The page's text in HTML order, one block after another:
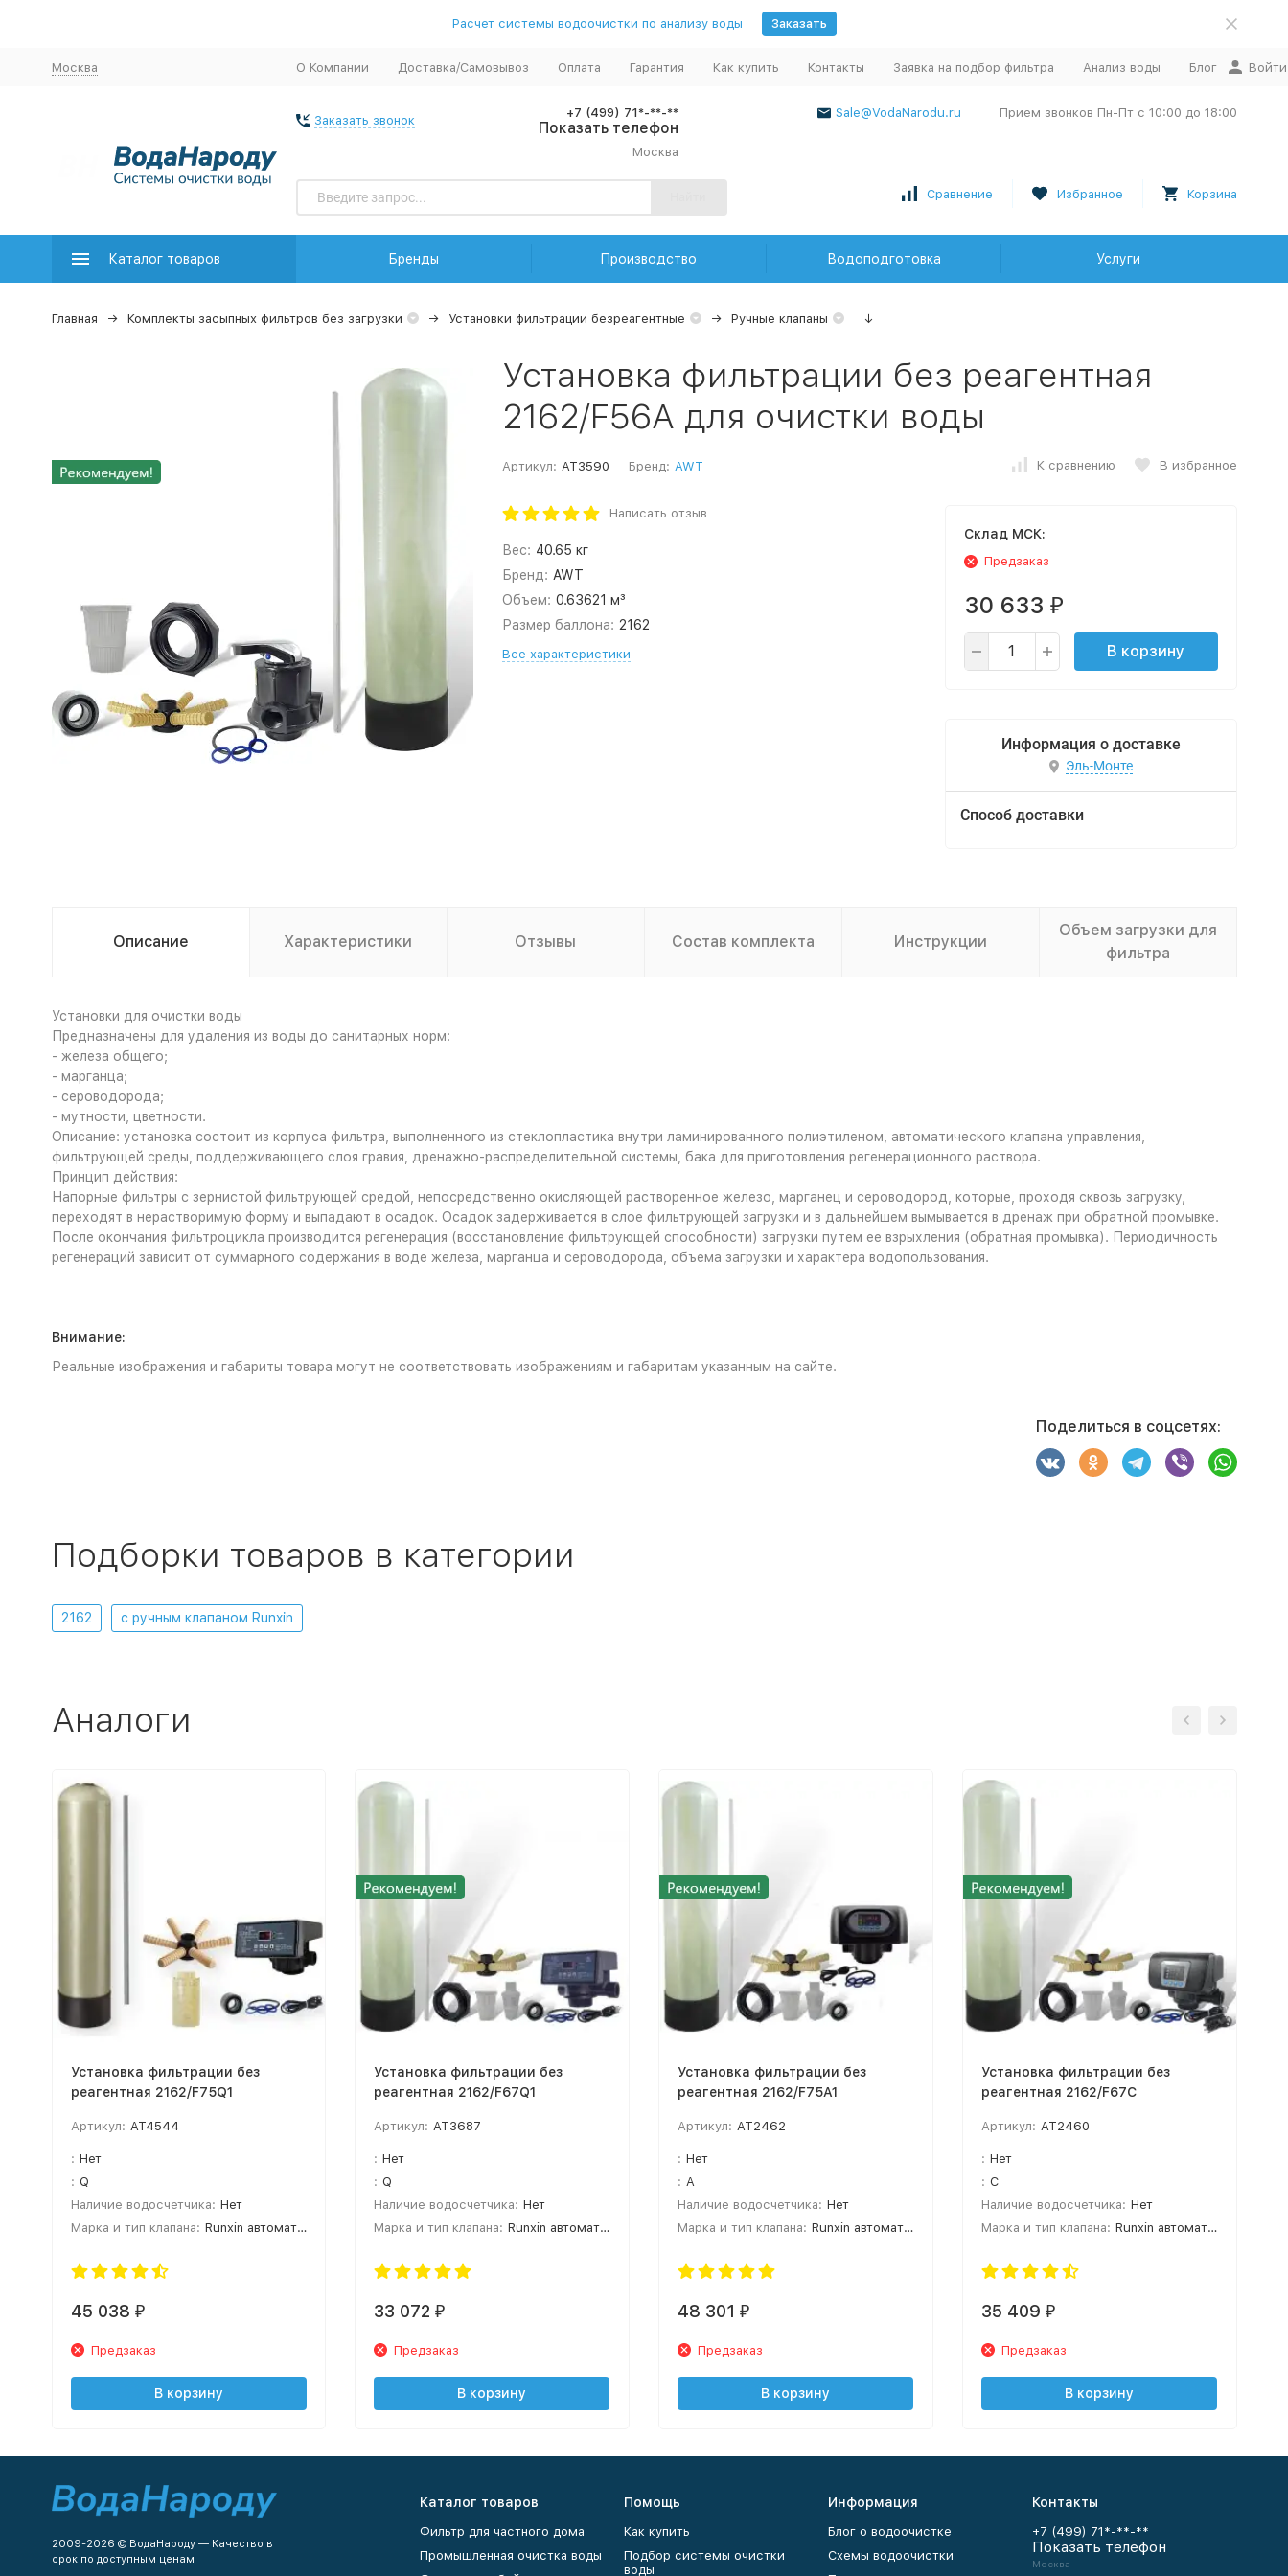
Расчет системы водоочистки по анализу воды Заказать
Москва О Компании Доставка/Самовывоз Оплата Гарантия Как купить Контакты Заявка на подбор фильтра Анализ воды Блог Войти
Заказать звонок
+7 (499) 71*-**-**
Показать телефон
Москва
Sale@VodaNarodu.ru Прием звонков Пн-Пт с 10:00 до 18:00
Сравнение Избранное Корзина
Каталог товаров Бренды Производство Водоподготовка Услуги
Главная Комплекты засыпных фильтров без загрузки Установки фильтрации безреагентные Ручные клапаны ↓
Установка фильтрации без реагентная
2162/F56A для очистки воды
Артикул: AT3590 Бренд: AWT К сравнению В избранное
Написать отзыв
Вес: 40.65 кг
Бренд: AWT
Объем: 0.63621 м³
Размер баллона: 2162
Все характеристики
Cклад МСК:
Предзаказ
30 633 ₽
В корзину
Информация о доставке
Эль-Монте
Способ доставки
Описание Характеристики Отзывы Состав комплекта Инструкции
Объем загрузки для
фильтра
Установки для очистки воды
Предназначены для удаления из воды до санитарных норм:
- железа общего;
- марганца;
- сероводорода;
- мутности, цветности.
Описание: установка состоит из корпуса фильтра, выполненного из стеклопластика внутри ламинированного полиэтиленом, автоматического клапана управления,
фильтрующей среды, поддерживающего слоя гравия, дренажно-распределительной системы, бака для приготовления регенерационного раствора.
Принцип действия:
Напорные фильтры с зернистой фильтрующей средой, непосредственно окисляющей растворенное железо, марганец и сероводород, которые, проходя сквозь загрузку,
переходят в нерастворимую форму и выпадают в осадок. Осадок задерживается в слое фильтрующей загрузки и в дальнейшем вымывается в дренаж при обратной промывке.
После окончания фильтроцикла производится регенерация (восстановление фильтрующей способности) загрузки путем ее взрыхления (обратная промывка). Периодичность
регенераций зависит от суммарного содержания в воде железа, марганца и сероводорода, объема загрузки и характера водопользования.
Внимание:
Реальные изображения и габариты товара могут не соответствовать изображениям и габаритам указанным на сайте.
Поделиться в соцсетях:
Подборки товаров в категории
2162 с ручным клапаном Runxin
Аналоги
Установка фильтрации без
реагентная 2162/F75Q1
Артикул: AT4544
: Нет
: Q
Наличие водосчетчика: Нет
Марка и тип клапана: Runxin автоматический
45 038 ₽
Предзаказ
В корзину
Установка фильтрации без
реагентная 2162/F67Q1
Артикул: AT3687
: Нет
: Q
Наличие водосчетчика: Нет
Марка и тип клапана: Runxin автоматический
33 072 ₽
Предзаказ
В корзину
Установка фильтрации без
реагентная 2162/F75A1
Артикул: AT2462
: Нет
: A
Наличие водосчетчика: Нет
Марка и тип клапана: Runxin автоматический
48 301 ₽
Предзаказ
В корзину
Установка фильтрации без
реагентная 2162/F67C
Артикул: AT2460
: Нет
: C
Наличие водосчетчика: Нет
Марка и тип клапана: Runxin автоматический
35 409 ₽
Предзаказ
В корзину
2009-2026 © ВодаНароду — Качество в
срок по доступным ценам
Каталог товаров
Фильтр для частного дома
Промышленная очистка воды
Помощь
Как купить
Подбор системы очистки
воды
Информация
Блог о водоочистке
Схемы водоочистки
Контакты
+7 (499) 71*-**-**
Показать телефон
Москва